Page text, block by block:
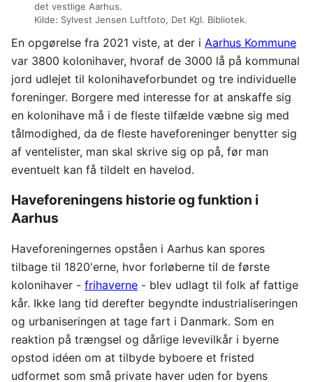
det vestlige Aarhus.
Kilde: Sylvest Jensen Luftfoto, Det Kgl. Bibliotek.
En opgørelse fra 2021 viste, at der i Aarhus Kommune
var 3800 kolonihaver, hvoraf de 3000 lå på kommunal
jord udlejet til kolonihaveforbundet og tre individuelle
foreninger. Borgere med interesse for at anskaffe sig
en kolonihave må i de fleste tilfælde væbne sig med
tålmodighed, da de fleste haveforeninger benytter sig
af ventelister, man skal skrive sig op på, før man
eventuelt kan få tildelt en havelod.
Haveforeningens historie og funktion i
Aarhus
Haveforeningernes opståen i Aarhus kan spores
tilbage til 1820'erne, hvor forløberne til de første
kolonihaver - frihaverne - blev udlagt til folk af fattige
kår. Ikke lang tid derefter begyndte industrialiseringen
og urbaniseringen at tage fart i Danmark. Som en
reaktion på trængsel og dårlige levevilkår i byerne
opstod idéen om at tilbyde byboere et fristed
udformet som små private haver uden for byens